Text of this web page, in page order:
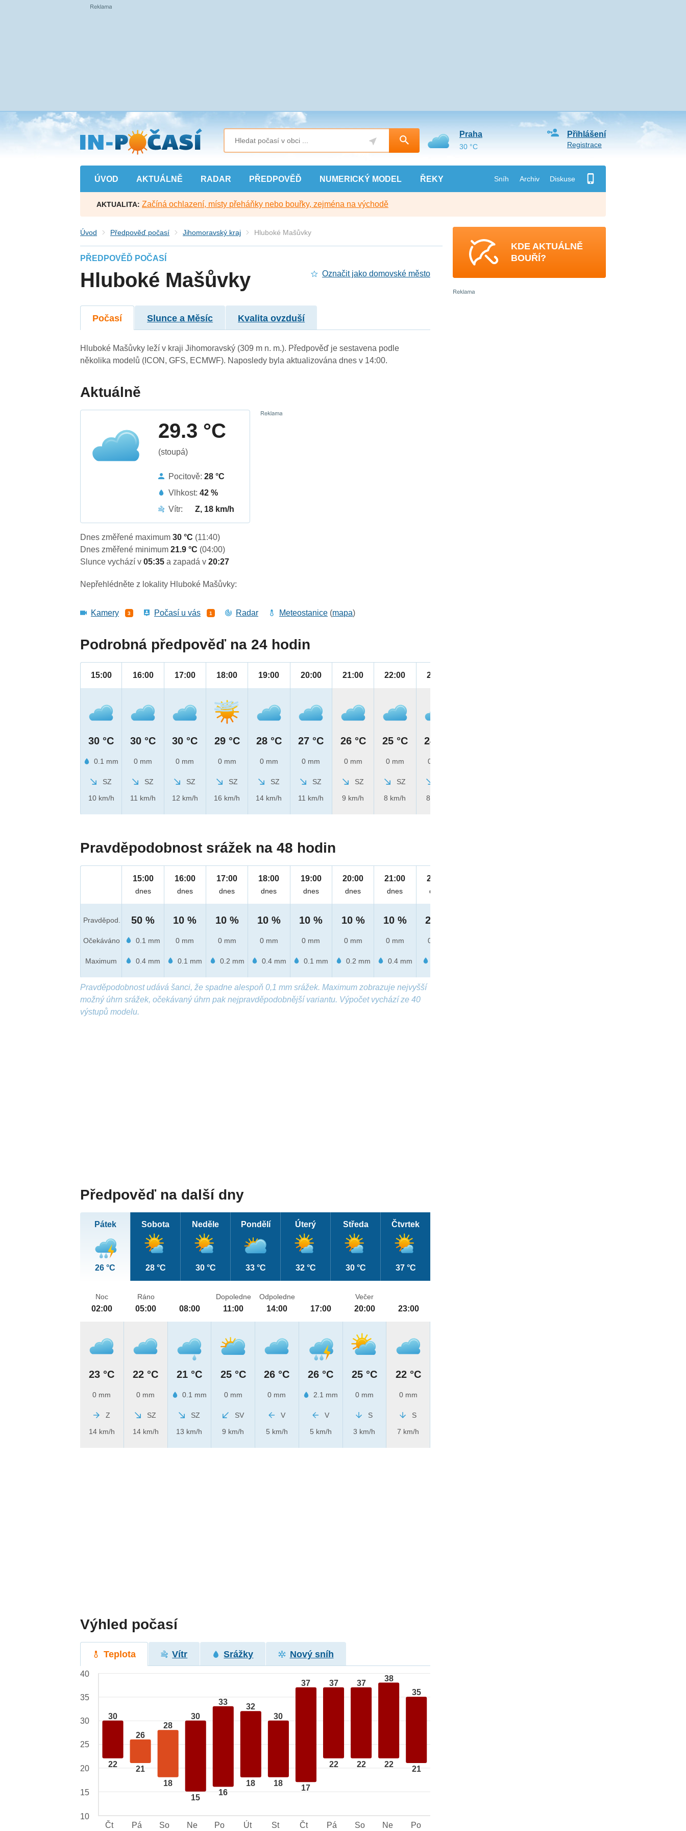
Přejít
na
hlavní
obsah
ÚVOD AKTUÁLNĚ RADAR PŘEDPOVĚĎ NUMERICKÝ MODEL ŘEKY Sníh Archiv Diskuse
Přihlášení
Registrace
Praha
30 °C
AKTUALITA: Začíná ochlazení, místy přeháňky nebo bouřky, zejména na východě
Úvod Předpověď počasí Jihomoravský kraj Hluboké Mašůvky
PŘEDPOVĚĎ POČASÍ
Hluboké Mašůvky Označit jako domovské město
Počasí Slunce a Měsíc Kvalita ovzduší
Hluboké Mašůvky leží v kraji Jihomoravský (309 m n. m.). Předpověď je sestavena podle
několika modelů (ICON, GFS, ECMWF). Naposledy byla aktualizována dnes v 14:00.
Aktuálně
29.3 °C
(stoupá)
Pocitově:28 °C
Vlhkost:42 %
Vítr:
Z, 18 km/h
Dnes změřené maximum30 °C (11:40)
Dnes změřené minimum21.9 °C (04:00)
Slunce vychází v05:35a zapadá v20:27
Nepřehlédněte z lokality Hluboké Mašůvky:
Kamery 3 Počasí u vás 1 Radar Meteostanice (mapa)
Podrobná předpověď na 24 hodin
15:00
30 °C
0.1 mm
SZ
10 km/h
16:00
30 °C
0 mm
SZ
11 km/h
17:00
30 °C
0 mm
SZ
12 km/h
18:00
29 °C
0 mm
SZ
16 km/h
19:00
28 °C
0 mm
SZ
14 km/h
20:00
27 °C
0 mm
SZ
11 km/h
21:00
26 °C
0 mm
SZ
9 km/h
22:00
25 °C
0 mm
SZ
8 km/h
23:00
24 °C
0 mm
8 km/h
Pravděpodobnost srážek na 48 hodin
Pravděpod.
Očekáváno
Maximum
15:00
dnes
50 %
0.1 mm
0.4 mm
16:00
dnes
10 %
0 mm
0.1 mm
17:00
dnes
10 %
0 mm
0.2 mm
18:00
dnes
10 %
0 mm
0.4 mm
19:00
dnes
10 %
0 mm
0.1 mm
20:00
dnes
10 %
0 mm
0.2 mm
21:00
dnes
10 %
0 mm
0.4 mm
22:00
dnes
20 %
0 mm
Pravděpodobnost udává šanci, že spadne alespoň 0,1 mm srážek. Maximum zobrazuje nejvyšší
možný úhrn srážek, očekávaný úhrn pak nejpravděpodobnější variantu. Výpočet vychází ze 40
výstupů modelu.
Předpověď na další dny
Pátek
26 °C
Sobota
28 °C
Neděle
30 °C
Pondělí
33 °C
Úterý
32 °C
Středa
30 °C
Čtvrtek
37 °C
Noc
02:00
23 °C
0 mm
Z
14 km/h
Ráno
05:00
22 °C
0 mm
SZ
14 km/h
08:00
21 °C
0.1 mm
SZ
13 km/h
Dopoledne
11:00
25 °C
0 mm
SV
9 km/h
Odpoledne
14:00
26 °C
0 mm
V
5 km/h
17:00
26 °C
2.1 mm
V
5 km/h
Večer
20:00
25 °C
0 mm
S
3 km/h
23:00
22 °C
0 mm
S
7 km/h
Výhled počasí
Teplota Vítr Srážky Nový sníh
30
22
26
21
28
18
30
15
33
16
32
18
30
18
37
17
37
22
37
22
38
22
35
21
40
35
30
25
20
15
10
Čt
Pá So Ne Po Út St Čt Pá So Ne Po
KDE AKTUÁLNĚ
BOUŘÍ?